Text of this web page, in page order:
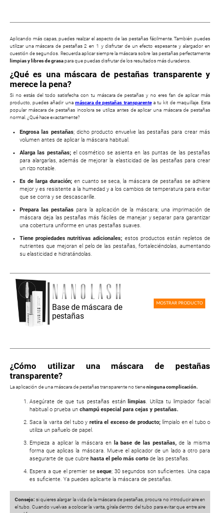
Aplicando más capas, puedes realzar el aspecto de las pestañas fácilmente. También puedes
utilizar una máscara de pestañas 2 en 1 y disfrutar de un efecto espesante y alargador en
cuestión de segundos. Recuerda aplicar siempre la máscara sobre las pestañas perfectamente
limpias y libres de grasapara que puedas disfrutar de los resultados más duraderos.
¿Qué es una máscara de pestañas transparente y
merece la pena?
Si no estás del todo satisfecha con tu máscara de pestañas y no eres fan de aplicar más
producto, puedes añadir una máscara de pestañas transparentea tu kit de maquillaje. Esta
popular máscara de pestañas incolora se utiliza antes de aplicar una máscara de pestañas
normal. ¿Qué hace exactamente?
Engrosa las pestañas; dicho producto envuelve las pestañas para crear más
volumen antes de aplicar la máscara habitual.
Alarga las pestañas;el cosmético se asienta en las puntas de las pestañas
para alargarlas, además de mejorar la elasticidad de las pestañas para crear
un rizo notable.
Es de larga duración;en cuanto se seca, la máscara de pestañas se adhiere
mejor y es resistente a la humedad y a los cambios de temperatura para evitar
que se corra y se descascarille.
Prepara las pestañaspara la aplicación de la máscara; una imprimación de
máscara deja las pestañas más fáciles de manejar y separar para garantizar
una cobertura uniforme en unas pestañas suaves.
Tiene propiedades nutritivas adicionales; estos productos están repletos de
nutrientes que mejoran el pelo de las pestañas, fortaleciéndolas, aumentando
su elasticidad e hidratándolas.
Base de máscara de
pestañas
MOSTRAR PRODUCTO
¿Cómo utilizar una máscara de pestañas
transparente?
La aplicación de una máscara de pestañas transparente no tieneninguna complicación.
Asegúrate de que tus pestañas están limpias. Utiliza tu limpiador facial
habitual o prueba un champú especial para cejas y pestañas.
Saca la varita del tubo y retira el exceso de producto;límpialo en el tubo o
utiliza un pañuelo de papel.
Empieza a aplicar la máscara en
la base de las pestañas, de la misma
forma que aplicas la máscara. Mueve el aplicador de un lado a otro para
asegurarte de que cubre hasta el pelo más corto de las pestañas.
Espera a que el premier se seque; 30 segundos son suficientes. Una capa
es suficiente. Ya puedes aplicarte la máscara de pestañas.
Consejo: si quieres alargar la vida de la máscara de pestañas, procura no introducir aire en
el tubo. Cuando vuelvas a colocar la varita, gírala dentro del tubo para evitar que entre aire